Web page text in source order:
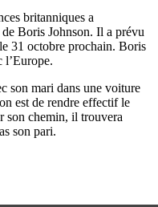
britanniques a
Boris Johnson. Il a prévu
31 octobre prochain. Boris
l’Europe.
son mari dans une voiture
est de rendre effectif le
son chemin, il trouvera
son pari.